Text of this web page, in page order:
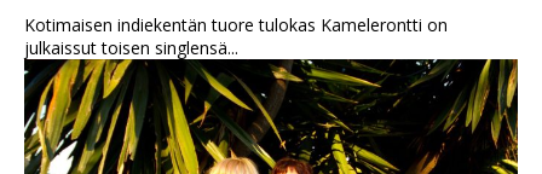
Kotimaisen indiekentän tuore tulokas Kamelerontti on
julkaissut toisen singlensä...